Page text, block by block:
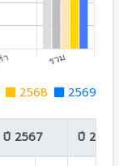
2568 2569
ปี 2567 ปี 2568